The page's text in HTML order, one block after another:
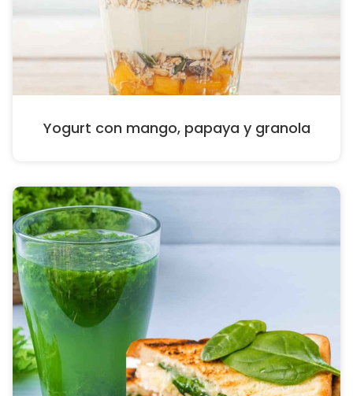
Yogurt con mango, papaya y granola